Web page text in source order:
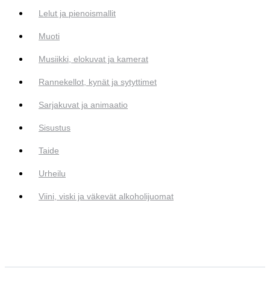
Lelut ja pienoismallit
Muoti
Musiikki, elokuvat ja kamerat
Rannekellot, kynät ja sytyttimet
Sarjakuvat ja animaatio
Sisustus
Taide
Urheilu
Viini, viski ja väkevät alkoholijuomat